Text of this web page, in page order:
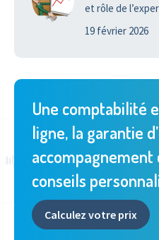
et rôle de
19 février 2026
Une comptabilité
ligne, la garantie
conseils
Calculez votre prix